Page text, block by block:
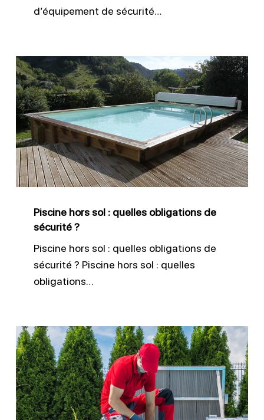
d’équipement de sécurité…
Piscine
hors
sol
quelles
obligations
de
Piscine hors sol : quelles obligations de
sécurité ?
Piscine hors sol : quelles obligations de
sécurité ? Piscine hors sol : quelles
obligations…
Sécurité
piscine
:
pourquoi
installer